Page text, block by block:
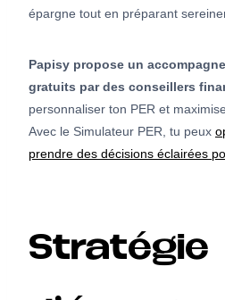
épargne tout en préparant
Papisy propose un
gratuits par des conseillers
personnaliser ton PER et
Avec le Simulateur PER, tu peux
prendre des décisions éclairées
Stratégie